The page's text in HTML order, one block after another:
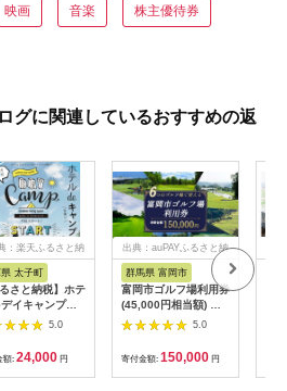
映画 音楽 株主優待券
グに関連しているおすすめの返
：楽天ふるさと納
太子町
るさと納税】ホテ
イキャンプ体
ット
】
5.0
額: 24,000 円
出典：auPAYふるさと納
群馬県 富岡市
富岡市ゴルフ場利用券
(45,000円相当額) ゴ
ルフ チケット 平日 土
日 祝日 プレー券 関東
群馬県 首都圏 F20E-
382
5.0
寄付金額: 150,000 円